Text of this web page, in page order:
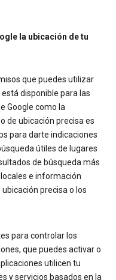
la ubicación de tu
que puedes utilizar
disponible para las
Google como la
de ubicación precisa es
para darte indicaciones
útiles de lugares
de búsqueda más
e información
precisa o los
para controlar los
que puedes activar o
utilicen tu
y servicios basados en la